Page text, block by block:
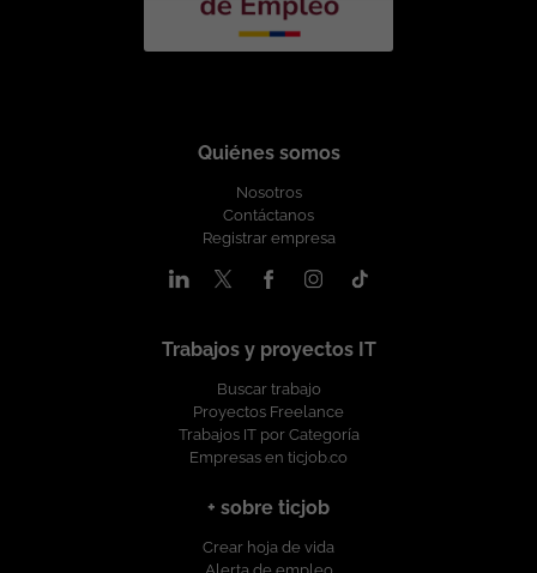
Quiénes somos
Nosotros
Contáctanos
Registrar empresa
Trabajos y proyectos IT
Buscar trabajo
Proyectos Freelance
Trabajos IT por Categoría
Empresas en ticjob.co
+ sobre ticjob
Crear hoja de vida